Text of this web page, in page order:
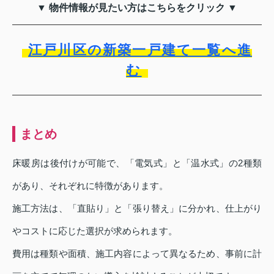
▼ 物件情報が見たい方はこちらをクリック ▼
江戸川区の新築一戸建て一覧へ進
む
まとめ
床暖房は後付けが可能で、「電気式」と「温水式」の2種類
があり、それぞれに特徴があります。
施工方法は、「直貼り」と「張り替え」に分かれ、仕上がり
やコストに応じた選択が求められます。
費用は種類や面積、施工内容によって異なるため、事前に計